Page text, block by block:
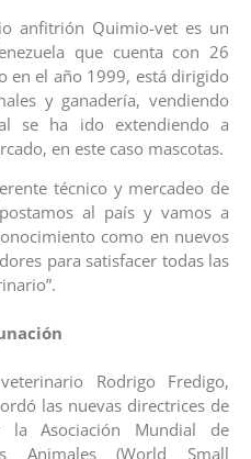
anfitrión Quimio-vet es un
que cuenta con 26
en el año 1999, está dirigido
y ganadería, vendiendo
se ha ido extendiendo a
en este caso mascotas.
técnico y mercadeo de
al país y vamos a
como en nuevos
para satisfacer todas las
Rodrigo Fredigo,
las nuevas directrices de
la Asociación Mundial de
Animales (World Small